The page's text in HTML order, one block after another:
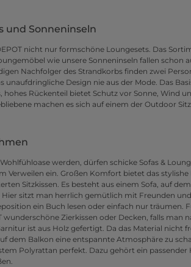
und Sonneninseln
nicht nur formschöne Loungesets. Das
wie unsere Sonneninseln fallen schon
Nachfolger des Strandkorbs finden zwei
Design nie aus der Mode. Das
Rückenteil bietet Schutz vor Sonne, Wind
machen es sich auf einem der Outdoor
werden, dürfen schicke Sofas &
Verweilen ein. Großen Komfort bietet das stylishe
Sitzkissen. Es besteht aus einem Sofa, auf
Hier sitzt man herrlich gemütlich mit Freunden
ein Buch lesen oder einfach nur träumen.
Zierkissen oder Decken, falls man
ist aus Holz gefertigt. Da das Material nicht
dem Balkon eine entspannte Atmosphäre zu
Polyrattan perfekt. Dazu gehört ein passender